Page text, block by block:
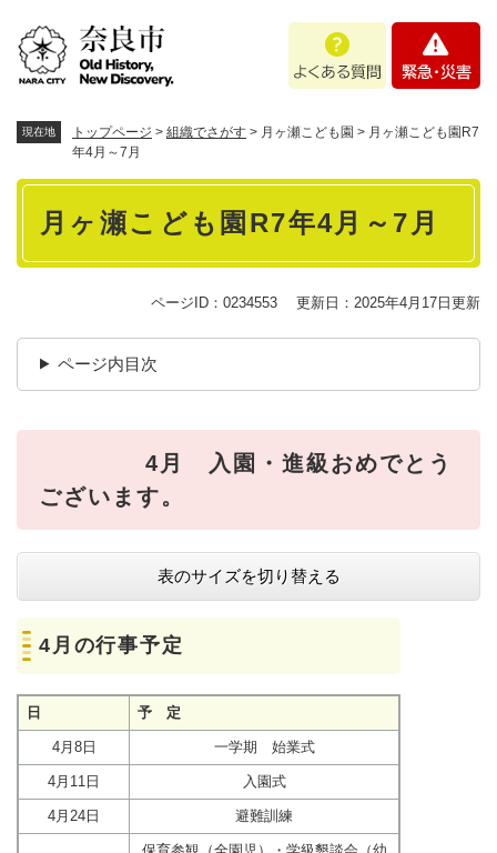
あ
問
・
現在地 トップページ > 組織でさがす > 月ヶ瀬こども園 > 月ヶ瀬こども園R7
年4月～7月
本
月ヶ瀬こども園R7年4月～7月
ページID：0234553 更新日：2025年4月17日更新
ページ内目次
4月 入園・進級おめでとう
ございます。
表のサイズを切り替える
4月の行事予定
日 予 定
4月8日 一学期 始業式
4月11日 入園式
4月24日 避難訓練